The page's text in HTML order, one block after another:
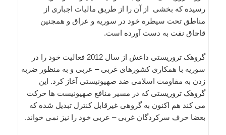
رسیده که بخشی از آن را از طریق مالیات اجباری از
مناطق تحت سیطره خود در سوریه و عراق و همچنین
قاچاق نفت به دست آورده است.
گروهک تروریستی داعش از سال 2012 فعالیت خود را در
سوریه با همکاری کشورهای غربی – عربی و به منظور ضربه
زدن به مقاومت اسلامی ضد صهیونیستی آغاز کرد. این
گروهک تروریستی که در مسیر منافع صهیونیست ها حرکت
می کند هم اکنون به گروهی غیرقابل کنترل تبدیل شده که
بعضا حرف سرکردگان غربی – عربی خود را نیز نمی خواند.